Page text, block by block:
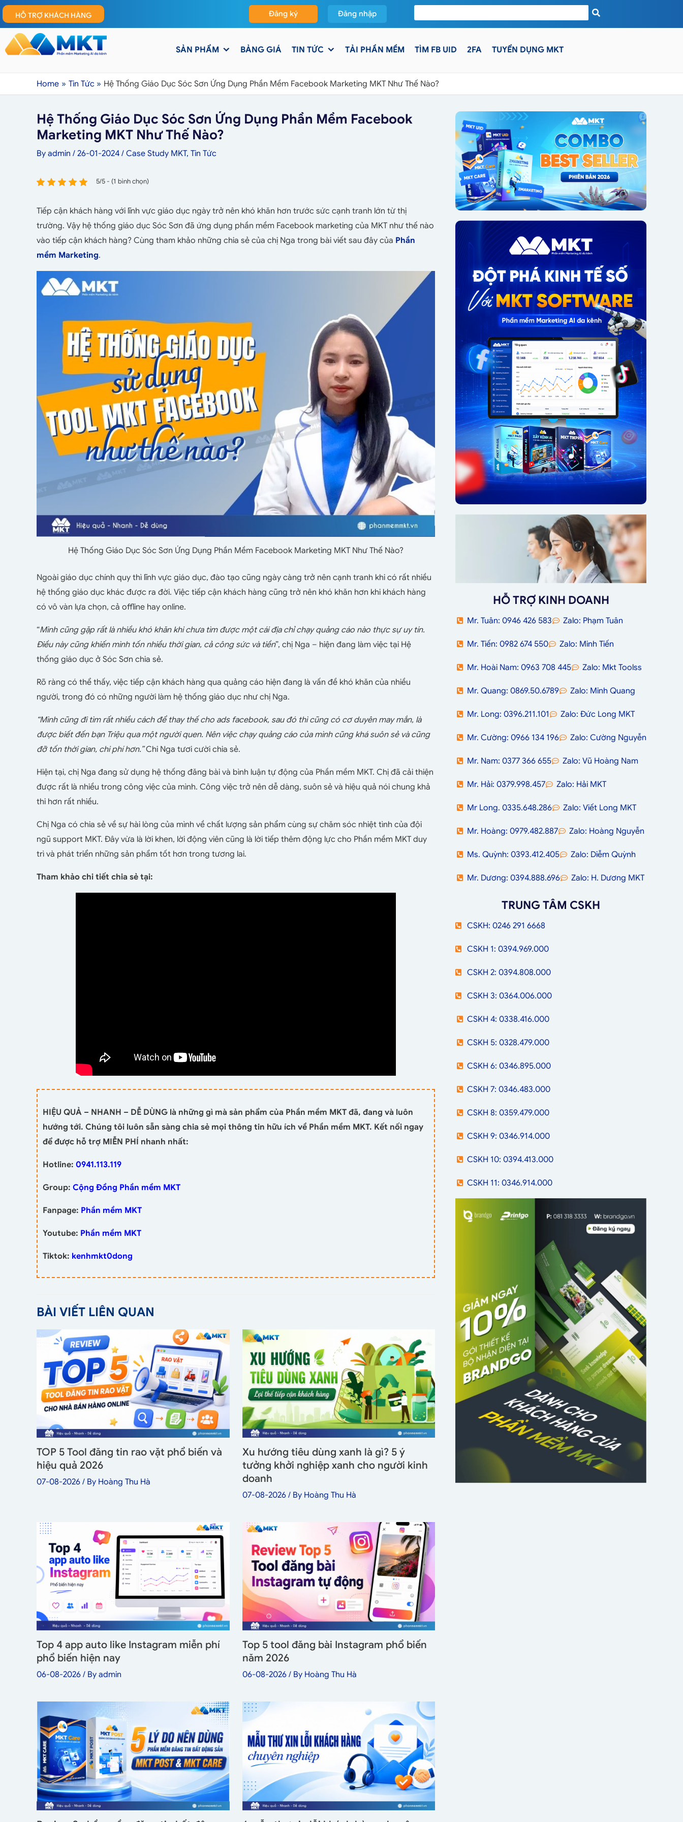
HỖ TRỢ KHÁCH HÀNG Đăng ký Đăng nhập
SẢN PHẨM BẢNG GIÁ TIN TỨC TẢI PHẦN MỀM TÌM FB UID 2FA TUYỂN DỤNG MKT
Home Tin Tức Hệ Thống Giáo Dục Sóc Sơn Ứng Dụng Phần Mềm Facebook Marketing MKT Như Thế Nào?
Hệ Thống Giáo Dục Sóc Sơn Ứng Dụng Phần Mềm Facebook
Marketing MKT Như Thế Nào?
By admin / 26-01-2024 / Case Study MKT, Tin Tức
5/5 - (1 bình chọn)
Tiếp cận khách hàng với lĩnh vực giáo dục ngày trở nên khó khăn hơn trước sức cạnh tranh lớn từ thị
trường. Vậy hệ thống giáo dục Sóc Sơn đã ứng dụng phần mềm Facebook marketing của MKT như thế nào
vào tiếp cận khách hàng? Cùng tham khảo những chia sẻ của chị Nga trong bài viết sau đây của Phần
mềm Marketing.
Hệ Thống Giáo Dục Sóc Sơn Ứng Dụng Phần Mềm Facebook Marketing MKT Như Thế Nào?
Ngoài giáo dục chính quy thì lĩnh vực giáo dục, đào tạo cũng ngày càng trở nên cạnh tranh khi có rất nhiều
hệ thống giáo dục khác được ra đời. Việc tiếp cận khách hàng cũng trở nên khó khăn hơn khi khách hàng
có vô vàn lựa chọn, cả offline hay online.
“Mình cũng gặp rất là nhiều khó khăn khi chưa tìm được một cái địa chỉ chạy quảng cáo nào thực sự uy tín.
Điều này cũng khiến mình tốn nhiều thời gian, cả công sức và tiền”, chị Nga – hiện đang làm việc tại Hệ
thống giáo dục ở Sóc Sơn chia sẻ.
Rõ ràng có thể thấy, việc tiếp cận khách hàng qua quảng cáo hiện đang là vấn đề khó khăn của nhiều
người, trong đó có những người làm hệ thống giáo dục như chị Nga.
“Mình cũng đi tìm rất nhiều cách để thay thế cho ads facebook, sau đó thì cũng có cơ duyên may mắn, là
được biết đến bạn Triệu qua một người quen. Nên việc chạy quảng cáo của mình cũng khá suôn sẻ và cũng
đỡ tốn thời gian, chi phí hơn.”Chi Nga tươi cười chia sẻ.
Hiện tại, chị Nga đang sử dụng hệ thống đăng bài và bình luận tự động của Phần mềm MKT. Chị đã cải thiện
được rất là nhiều trong công việc của mình. Công việc trở nên dễ dàng, suôn sẻ và hiệu quả nói chung khả
thi hơn rất nhiều.
Chị Nga có chia sẻ về sự hài lòng của mình về chất lượng sản phẩm cùng sự chăm sóc nhiệt tình của đội
ngũ support MKT. Đây vừa là lời khen, lời động viên cũng là lời tiếp thêm động lực cho Phần mềm MKT duy
trì và phát triển những sản phẩm tốt hơn trong tương lai.
Tham khảo chi tiết chia sẻ tại:
HIỆU QUẢ – NHANH – DỄ DÙNG là những gì mà sản phẩm của Phần mềm MKT đã, đang và luôn
hướng tới. Chúng tôi luôn sẵn sàng chia sẻ mọi thông tin hữu ích về Phần mềm MKT. Kết nối ngay
để được hỗ trợ MIỄN PHÍ nhanh nhất:
Hotline: 0941.113.119
Group: Cộng Đồng Phần mềm MKT
Fanpage: Phần mềm MKT
Youtube: Phần mềm MKT
Tiktok: kenhmkt0dong
BÀI VIẾT LIÊN QUAN
TOP 5 Tool đăng tin rao vặt phổ biến và
hiệu quả 2026
07-08-2026 / By Hoàng Thu Hà
Xu hướng tiêu dùng xanh là gì? 5 ý
tưởng khởi nghiệp xanh cho người kinh
doanh
07-08-2026 / By Hoàng Thu Hà
Top 4 app auto like Instagram miễn phí
phổ biến hiện nay
06-08-2026 / By admin
Top 5 tool đăng bài Instagram phổ biến
năm 2026
06-08-2026 / By Hoàng Thu Hà
HỖ TRỢ KINH DOANH
Mr. Tuân: 0946 426 583 Zalo: Phạm Tuân
Mr. Tiến: 0982 674 550 Zalo: Minh Tiến
Mr. Hoài Nam: 0963 708 445 Zalo: Mkt Toolss
Mr. Quang: 0869.50.6789 Zalo: Minh Quang
Mr. Long: 0396.211.101 Zalo: Đức Long MKT
Mr. Cường: 0966 134 196 Zalo: Cường Nguyễn
Mr. Nam: 0377 366 655 Zalo: Vũ Hoàng Nam
Mr. Hải: 0379.998.457 Zalo: Hải MKT
Mr Long. 0335.648.286 Zalo: Viết Long MKT
Mr. Hoàng: 0979.482.887 Zalo: Hoàng Nguyễn
Ms. Quỳnh: 0393.412.405 Zalo: Diễm Quỳnh
Mr. Dương: 0394.888.696 Zalo: H. Dương MKT
TRUNG TÂM CSKH
CSKH: 0246 291 6668
CSKH 1: 0394.969.000
CSKH 2: 0394.808.000
CSKH 3: 0364.006.000
CSKH 4: 0338.416.000
CSKH 5: 0328.479.000
CSKH 6: 0346.895.000
CSKH 7: 0346.483.000
CSKH 8: 0359.479.000
CSKH 9: 0346.914.000
CSKH 10: 0394.413.000
CSKH 11: 0346.914.000